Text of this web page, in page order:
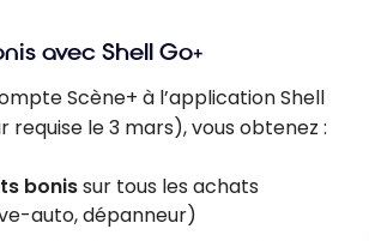
avec Shell Go+
Scène+ à l’application Shell
requise le 3 mars), vous obtenez :
bonissur tous les achats
auto, dépanneur)